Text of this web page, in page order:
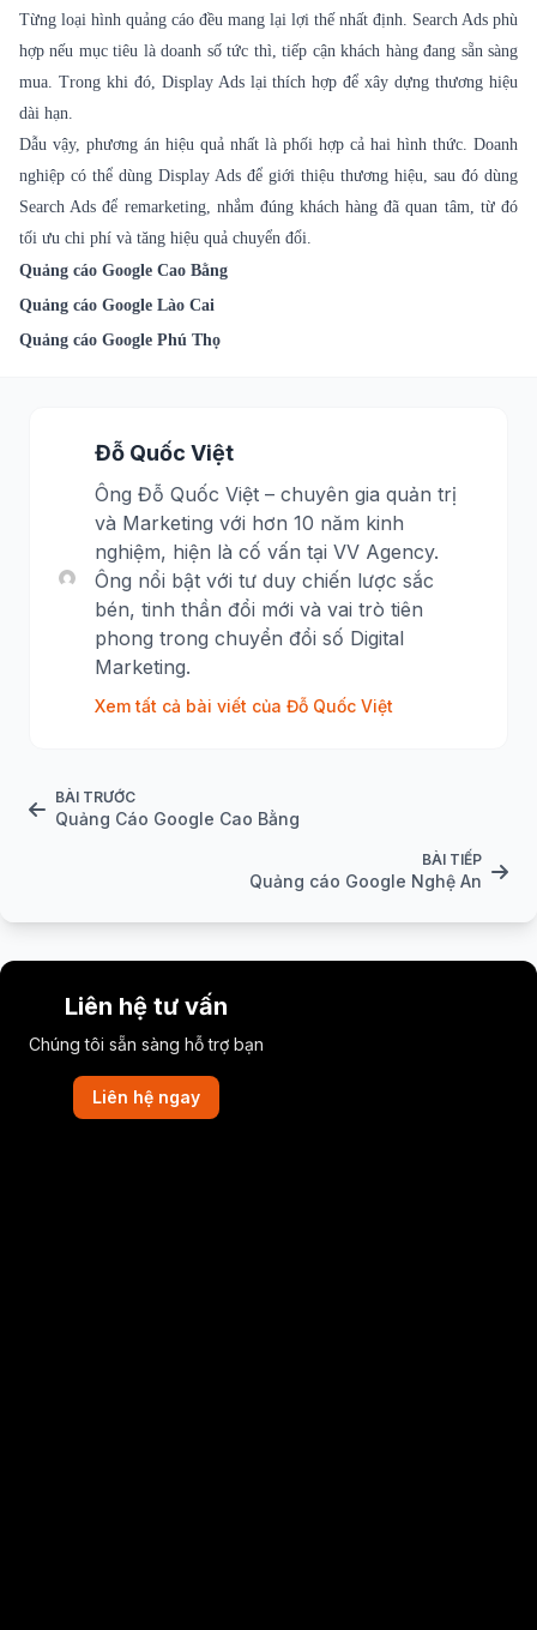
Từng loại hình quảng cáo đều mang lại lợi thế nhất định. Search Ads phù
hợp nếu mục tiêu là doanh số tức thì, tiếp cận khách hàng đang sẵn sàng
mua. Trong khi đó, Display Ads lại thích hợp để xây dựng thương hiệu
dài hạn.
Dẫu vậy, phương án hiệu quả nhất là phối hợp cả hai hình thức. Doanh
nghiệp có thể dùng Display Ads để giới thiệu thương hiệu, sau đó dùng
Search Ads để remarketing, nhắm đúng khách hàng đã quan tâm, từ đó
tối ưu chi phí và tăng hiệu quả chuyển đổi.
Quảng cáo Google Cao Bằng
Quảng cáo Google Lào Cai
Quảng cáo Google Phú Thọ
Đỗ Quốc Việt
Ông Đỗ Quốc Việt – chuyên gia quản trị
và Marketing với hơn 10 năm kinh
nghiệm, hiện là cố vấn tại VV Agency.
Ông nổi bật với tư duy chiến lược sắc
bén, tinh thần đổi mới và vai trò tiên
phong trong chuyển đổi số Digital
Marketing.
Xem tất cả bài viết của Đỗ Quốc Việt
BÀI TRƯỚC
Quảng Cáo Google Cao Bằng
BÀI TIẾP
Quảng cáo Google Nghệ An
Liên hệ tư vấn
Chúng tôi sẵn sàng hỗ trợ bạn
Liên hệ ngay